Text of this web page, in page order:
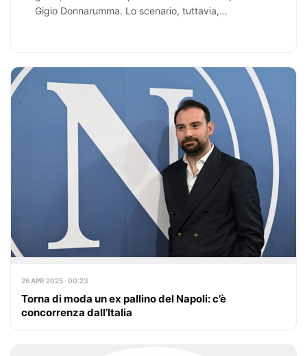
Gigio Donnarumma. Lo scenario, tuttavia,…
26 APR 2025 · 00:23
Torna di moda un ex pallino del Napoli: c’è
concorrenza dall’Italia